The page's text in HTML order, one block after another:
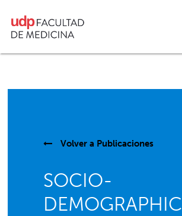
Volver a Publicaciones
SOCIO-
DEMOGRAPHIC